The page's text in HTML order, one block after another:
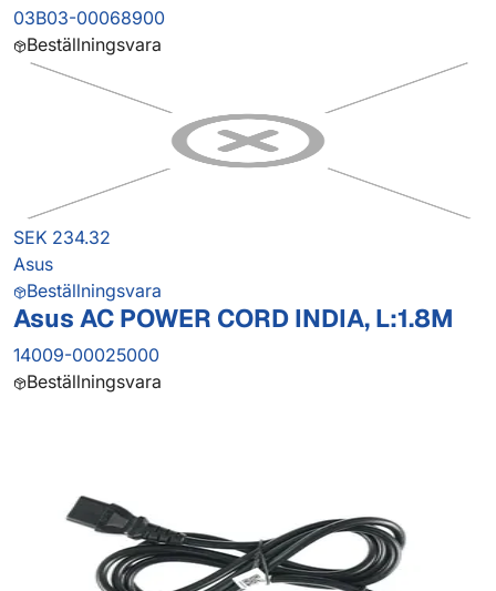
03B03-00068900
Beställningsvara
SEK 234.32
Asus
Beställningsvara
Asus AC POWER CORD INDIA, L:1.8M
14009-00025000
Beställningsvara